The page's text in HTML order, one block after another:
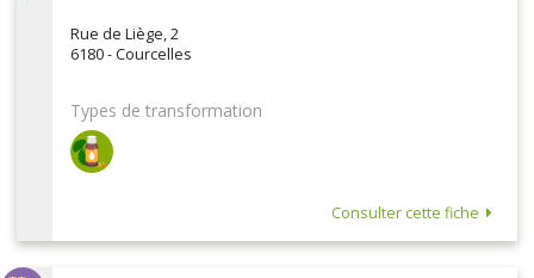
Rue de Liège, 2
6180 - Courcelles
Types de transformation
Consulter cette fiche